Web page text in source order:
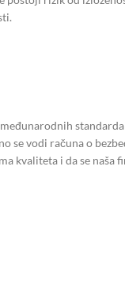
standarda
se vodi računa o
kvaliteta i da se naša